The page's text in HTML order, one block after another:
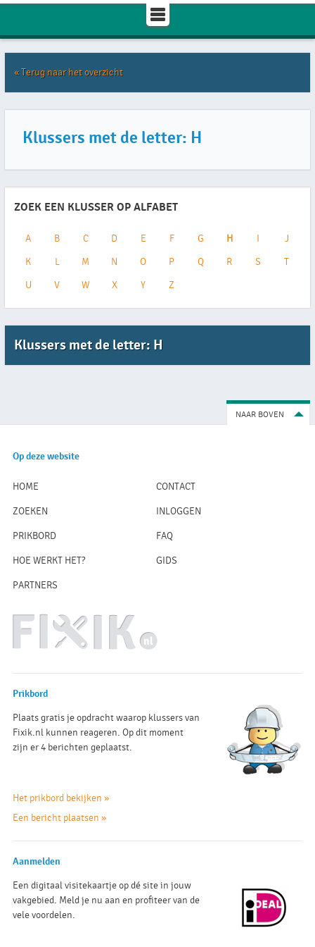
« Terug naar het overzicht
Klussers met de letter: H
ZOEK EEN KLUSSER OP ALFABET
A B C D E F G H J
K L M N O P Q R S T
U V W X Y Z
Klussers met de letter: H
NAAR BOVEN
Op deze website
HOME CONTACT
ZOEKEN INLOGGEN
PRIKBORD FAQ
HOE WERKT HET? GIDS
PARTNERS
Prikbord
Plaats gratis je opdracht waarop klussers van
Fixik.nl kunnen reageren. Op dit moment
zijn er 4 berichten geplaatst.
Het prikbord bekijken »
Een bericht plaatsen »
Aanmelden
Een digitaal visitekaartje op dé site in jouw
vakgebied. Meld je nu aan en profiteer van de
vele voordelen.